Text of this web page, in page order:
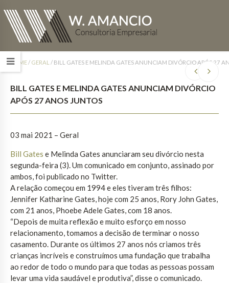
HOME/ GERAL / BILL GATES E MELINDA GATES ANUNCIAM DIVÓRCIO APÓS 27
BILL GATES E MELINDA GATES ANUNCIAM DIVÓRCIO
APÓS 27 ANOS JUNTOS
03 mai 2021 – Geral
Bill Gates e Melinda Gates anunciaram seu divórcio nesta
segunda-feira (3). Um comunicado em conjunto, assinado por
ambos, foi publicado no Twitter.
Arelação começou em 1994e eles tiveram três filhos:
Jennifer Katharine Gates, hoje com 25 anos, Rory John Gates,
com 21 anos, Phoebe Adele Gates, com 18 anos.
“Depois de muita reflexão e muito esforço em nosso
relacionamento, tomamos a decisão de terminar o nosso
casamento. Durante os últimos 27 anos nós criamos três
crianças incríveis e construímos uma fundação que trabalha
ao redor de todo o mundo para que todas as pessoas possam
levar uma vida saudável e produtiva”, disse o comunicado.